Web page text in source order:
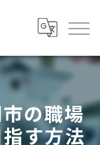
の職場
す方法